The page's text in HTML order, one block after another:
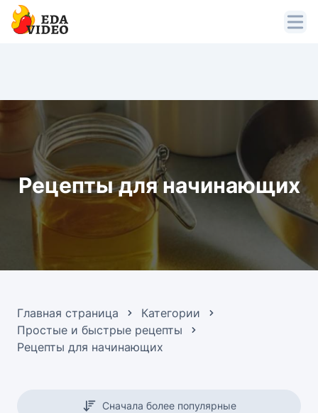
Рецепты для начинающих
Главная страница
Категории
Простые и быстрые рецепты
Рецепты для начинающих
Сначала более популярные